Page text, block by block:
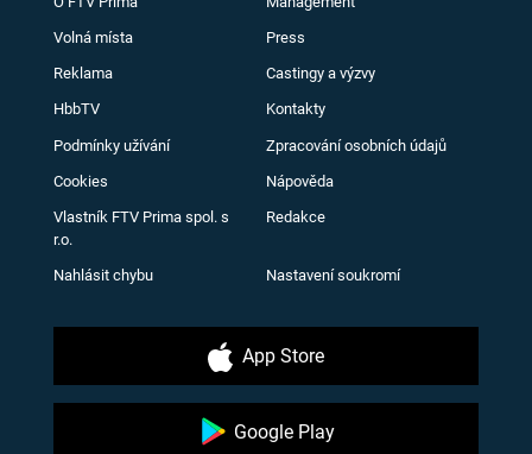
Volná místa Press
Reklama Castingy a výzvy
HbbTV Kontakty
Podmínky užívání Zpracování osobních údajů
Cookies Nápověda
Vlastník FTV Prima spol. s
r.o.
Redakce
Nahlásit chybu Nastavení soukromí
App Store
Google Play